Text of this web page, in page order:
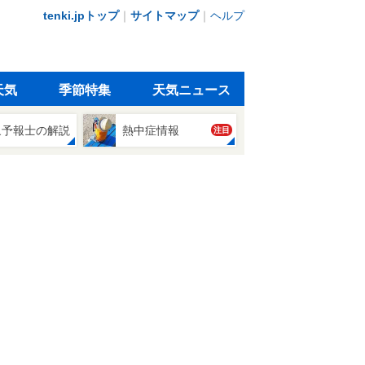
tenki.jpトップ｜ サイトマップ｜ ヘルプ
気 季節特集 天気ニュース
報士の解説 熱中症情報 注目